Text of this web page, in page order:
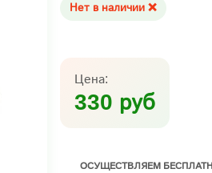
Нет в наличии ❌
Цена:
330 руб
ОСУЩЕСТВЛЯЕМ